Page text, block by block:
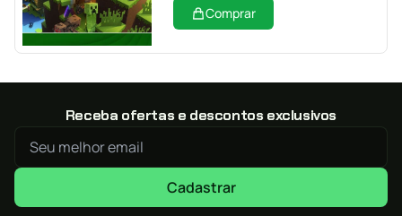
Comprar
Receba ofertas e descontos exclusivos
Cadastrar